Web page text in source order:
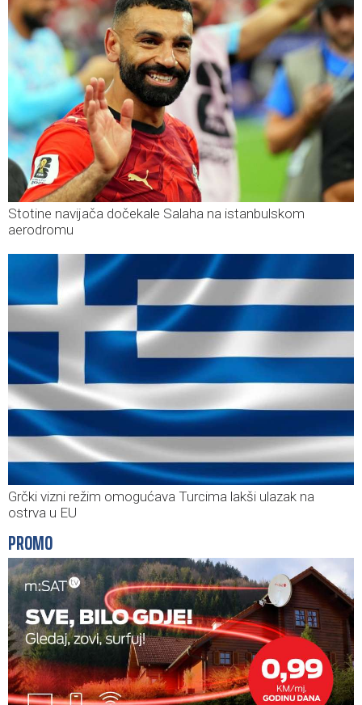
Stotine navijača dočekale Salaha na istanbulskom
aerodromu
Grčki vizni režim omogućava Turcima lakši ulazak na
ostrva u EU
PROMO